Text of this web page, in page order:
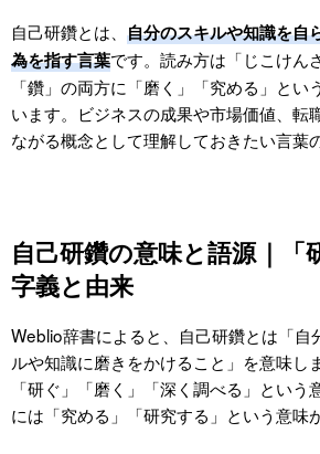
コーチング・メンタリング
方法6〜7｜アウトプット（発信・教
健康・睡眠の土台
スキマ時間活用術｜Audible・Voicy
続かない3つの理由と仕組み化｜挫
続かない理由TOP3｜目標過大・仲間
仕組み化1：スモールスタート（1日
月1冊など「最低限バージョン」の
仕組み化2：仲間・コミュニティで
自己研鑽とは、 自分のスキルや知識を自
為を指す言葉です。読み方は「じこけん
「鑽」の両方に「磨く」「究める」とい
います。ビジネスの成果や市場価値、転
ながる概念として理解しておきたい言葉
自己研鑽の意味と語源｜「
字義と由来
Weblio辞書によると、自己研鑽とは「自
ルや知識に磨きをかけること」を意味し
「研ぐ」「磨く」「深く調べる」という
には「究める」「研究する」という意味